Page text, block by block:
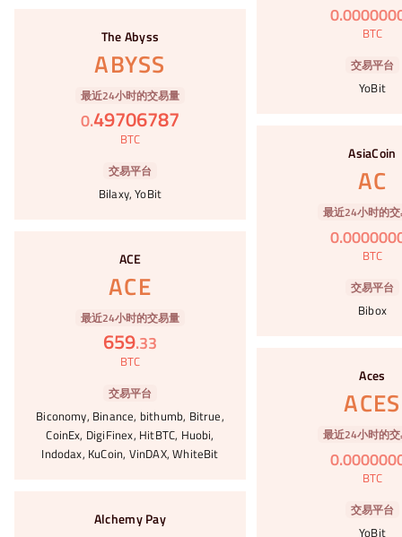
0.
BTC
交易平台
YoBit
The Abyss
ABYSS
最近24小时的交易量
0.49706787
BTC
交易平台
Bilaxy, YoBit
AsiaCoin
AC
最近24小时的
0.
BTC
交易平台
Bibox
ACE
ACE
最近24小时的交易量
659.33
BTC
交易平台
Biconomy, Binance, bithumb, Bitrue,
CoinEx, DigiFinex, HitBTC, Huobi,
Indodax, KuCoin, VinDAX, WhiteBit
Aces
ACES
最近24小时的
0.
BTC
交易平台
YoBit
Alchemy Pay